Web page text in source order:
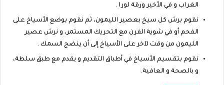
الغراب و في الأخير ورقة لورا .
نقوم برش كل سيخ بعصير الليمون، ثم نقوم بوضع الأسياخ على
الفحم أو في شوية الفرن مع التحريك المستمر، و نرش عصير
الليمون من وقت لآخر على الأسياخ إلى أن ينضج السمك .
نقوم بتقسيم الأسياخ في أطباق التقديم و يقدم مع طبق سلطة،
و بالصحة و العافية.